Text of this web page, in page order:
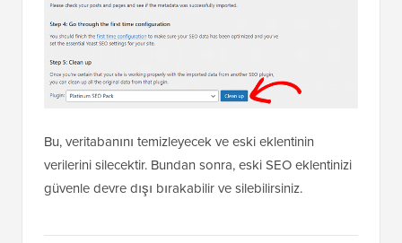
Bu, veritabanını temizleyecek ve eski eklentinin
verilerini silecektir. Bundan sonra, eski SEO eklentinizi
güvenle devre dışı bırakabilir ve silebilirsiniz.